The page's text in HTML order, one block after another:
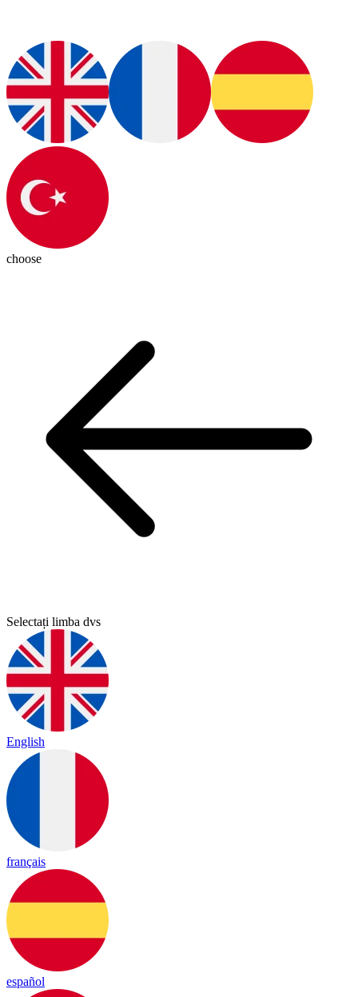
choose
Selectați limba dvs
English
français
español